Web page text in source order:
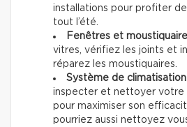
installations pour profiter
tout l’été.
Fenêtres et
vitres, vérifiez les joints et
réparez les moustiquaires.
Système de climatisation
inspecter et nettoyer votre
pour maximiser son
pourriez aussi nettoyez